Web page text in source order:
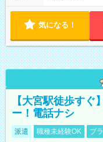
気になる！
【大宮駅徒歩すぐ
ー！電話ナシ
派遣 職種未経験OK ブ